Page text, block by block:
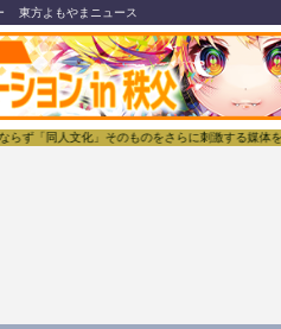
東方よもやまニュース
人文化」そのものをさらに刺激する媒体を目指し